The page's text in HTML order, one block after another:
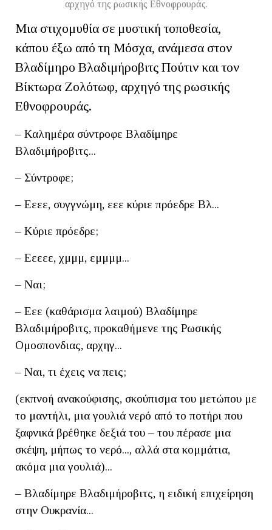
αρχηγό της ρωσικής Εθνοφρουράς.
Μια στιχομυθία σε μυστική τοποθεσία,
κάπου έξω από τη Μόσχα, ανάμεσα στον
Βλαδίμηρο Βλαδιμήροβιτς Πούτιν και τον
Βίκτωρα Ζολότωφ, αρχηγό της ρωσικής
Εθνοφρουράς.
– Καλημέρα σύντροφε Βλαδίμηρε
Βλαδιμήροβιτς...
– Σύντροφε;
– Εεεε, συγγνώμη, εεε κύριε πρόεδρε Βλ...
– Κύριε πρόεδρε;
– Εεεεε, χμμμ, εμμμμ...
– Ναι;
– Εεε (καθάρισμα λαιμού) Βλαδίμηρε
Βλαδιμήροβιτς, προκαθήμενε της Ρωσικής
Ομοσπονδιας, αρχηγ...
– Ναι, τι έχεις να πεις;
(εκπνοή ανακούφισης, σκούπισμα του μετώπου με
το μαντήλι, μια γουλιά νερό από το ποτήρι που
ξαφνικά βρέθηκε δεξιά του – του πέρασε μια
σκέψη, μήπως το νερό..., αλλά στα κομμάτια,
ακόμα μια γουλιά)...
– Βλαδίμηρε Βλαδιμήροβιτς, η ειδική επιχείρηση
στην Ουκρανία...